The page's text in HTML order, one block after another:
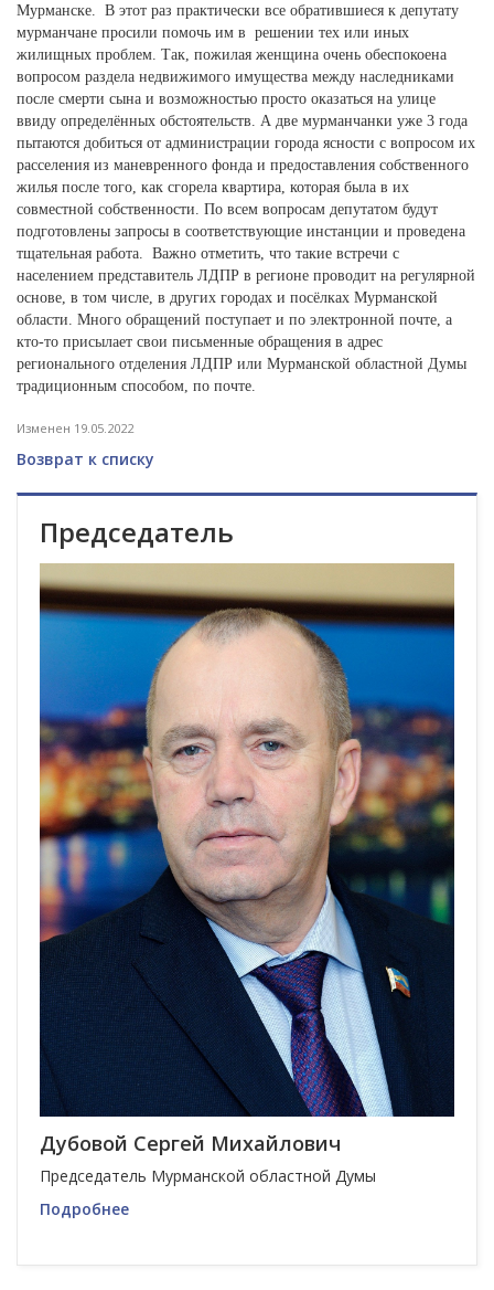
Мурманске. В этот раз практически все обратившиеся к депутату
мурманчане просили помочь им в решении тех или иных
жилищных проблем. Так, пожилая женщина очень обеспокоена
вопросом раздела недвижимого имущества между наследниками
после смерти сына и возможностью просто оказаться на улице
ввиду определённых обстоятельств. А две мурманчанки уже 3 года
пытаются добиться от администрации города ясности с вопросом их
расселения из маневренного фонда и предоставления собственного
жилья после того, как сгорела квартира, которая была в их
совместной собственности. По всем вопросам депутатом будут
подготовлены запросы в соответствующие инстанции и проведена
тщательная работа. Важно отметить, что такие встречи с
населением представитель ЛДПР в регионе проводит на регулярной
основе, в том числе, в других городах и посёлках Мурманской
области. Много обращений поступает и по электронной почте, а
кто-то присылает свои письменные обращения в адрес
регионального отделения ЛДПР или Мурманской областной Думы
традиционным способом, по почте.
Изменен 19.05.2022
Возврат к списку
Председатель
Дубовой Сергей Михайлович
Председатель Мурманской областной Думы
Подробнее